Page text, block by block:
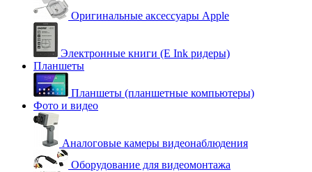
Оригинальные аксессуары Apple
Электронные книги (E Ink ридеры)
Планшеты
Планшеты (планшетные компьютеры)
Фото и видео
Аналоговые камеры видеонаблюдения
Оборудование для видеомонтажа